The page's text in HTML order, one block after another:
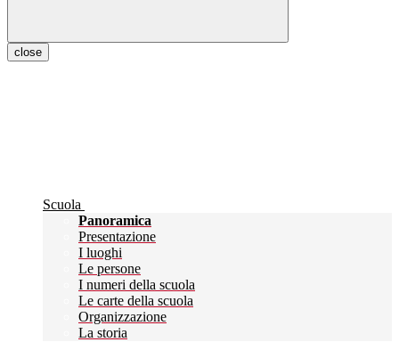
close
Scuola
Panoramica
Presentazione
I luoghi
Le persone
I numeri della scuola
Le carte della scuola
Organizzazione
La storia